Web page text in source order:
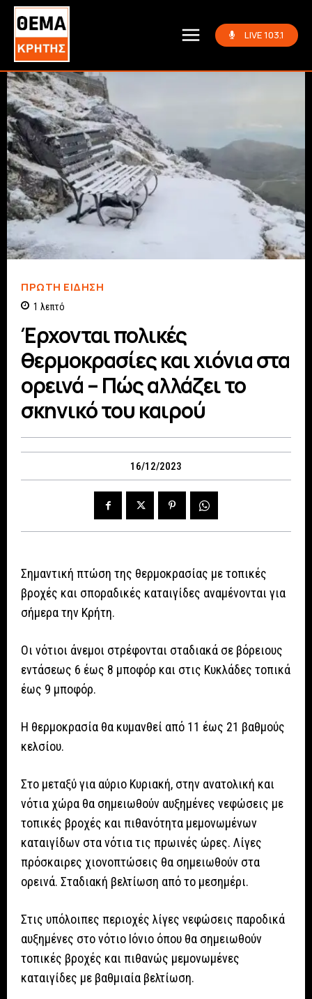
LIVE 103.1
ΠΡΏΤΗ ΕΊΔΗΣΗ
1 λεπτό
Έρχονται πολικές
θερμοκρασίες και χιόνια στα
ορεινά – Πώς αλλάζει το
σκηνικό του καιρού
16/12/2023
Σημαντική πτώση της θερμοκρασίας με τοπικές
βροχές και σποραδικές καταιγίδες αναμένονται για
σήμερα την Κρήτη.
Οι νότιοι άνεμοι στρέφονται σταδιακά σε βόρειους
εντάσεως 6 έως 8 μποφόρ και στις Κυκλάδες τοπικά
έως 9 μποφόρ.
Η θερμοκρασία θα κυμανθεί από 11 έως 21 βαθμούς
κελσίου.
Στο μεταξύ για αύριο Κυριακή, στην ανατολική και
νότια χώρα θα σημειωθούν αυξημένες νεφώσεις με
τοπικές βροχές και πιθανότητα μεμονωμένων
καταιγίδων στα νότια τις πρωινές ώρες. Λίγες
πρόσκαιρες χιονοπτώσεις θα σημειωθούν στα
ορεινά. Σταδιακή βελτίωση από το μεσημέρι.
Στις υπόλοιπες περιοχές λίγες νεφώσεις παροδικά
αυξημένες στο νότιο Ιόνιο όπου θα σημειωθούν
τοπικές βροχές και πιθανώς μεμονωμένες
καταιγίδες με βαθμιαία βελτίωση.